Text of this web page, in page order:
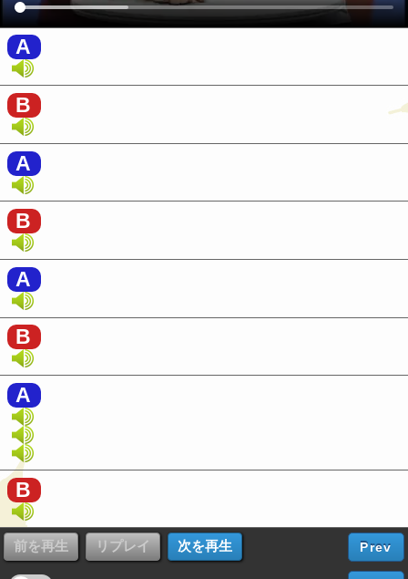
A
B
A
B
A
B
A
B
Prev